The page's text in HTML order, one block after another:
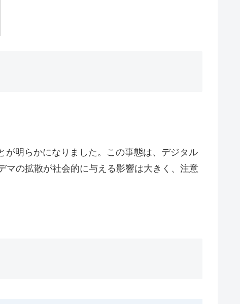
明らかになりました。この事態は、デジタル
マの拡散が社会的に与える影響は大きく、注意